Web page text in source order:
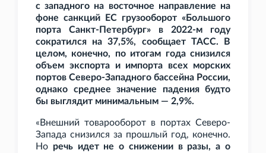
с западного на восточное направление на
фоне санкций ЕС грузооборот «Большого
порта Санкт-Петербург» в 2022-м году
сократился на 37,5%, сообщает ТАСС. В
целом, конечно, по итогам года снизился
объем экспорта и импорта всех морских
портов Северо-Западного бассейна России,
однако среднее значение падения будто
бы выглядит минимальным — 2,9%.
«Внешний товарооборот в портах Северо-
Запада снизился за прошлый год, конечно.
Но речь идет не о снижении в разы, а о